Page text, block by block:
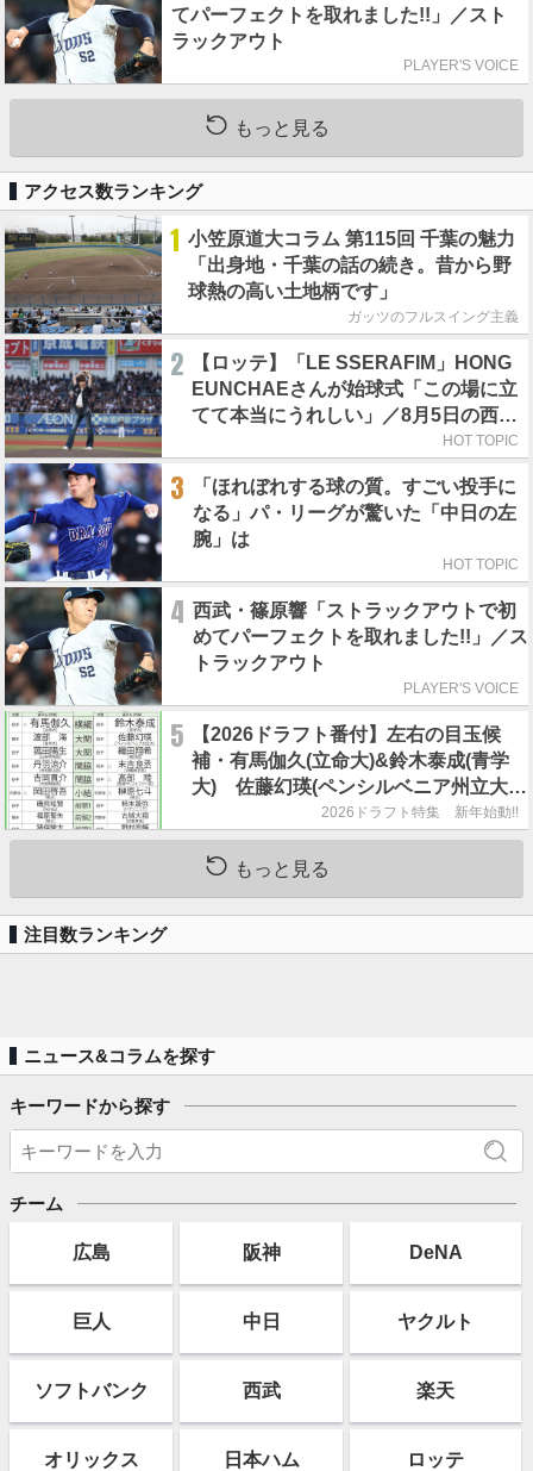
てパーフェクトを取れました!!」／スト
ラックアウト
PLAYER'S VOICE
もっと見る
アクセス数ランキング
1 小笠原道大コラム 第115回 千葉の魅力
「出身地・千葉の話の続き。昔から野
球熱の高い土地柄です」
ガッツのフルスイング主義
2
【ロッテ】「LE SSERAFIM」HONG
EUNCHAEさんが始球式「この場に立
てて本当にうれしい」／8月5日の西武
HOT TOPIC
3
「ほれぼれする球の質。すごい投手に
なる」パ・リーグが驚いた「中日の左
腕」は
HOT TOPIC
4 西武・篠原響「ストラックアウトで初
めてパーフェクトを取れました!!」／ス
トラックアウト
PLAYER'S VOICE
5
【2026ドラフト番付】左右の目玉候
補・有馬伽久(立命大)&鈴木泰成(青学
大) 佐藤幻瑛(ペンシルベニア州立大)
の強行指名はあるのか？2026ドラフト特集 新年始動!!
もっと見る
注目数ランキング
ニュース&コラムを探す
キーワードから探す
チーム
広島 阪神 DeNA
巨人 中日 ヤクルト
ソフトバンク 西武 楽天
オリックス 日本ハム ロッテ